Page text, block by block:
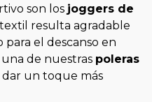
son los joggers de
resulta agradable
el descanso en
de nuestras poleras
dar un toque más